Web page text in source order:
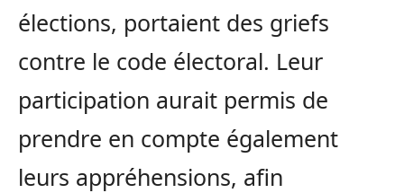
élections, portaient des griefs
contre le code électoral. Leur
participation aurait permis de
prendre en compte également
leurs appréhensions, afin